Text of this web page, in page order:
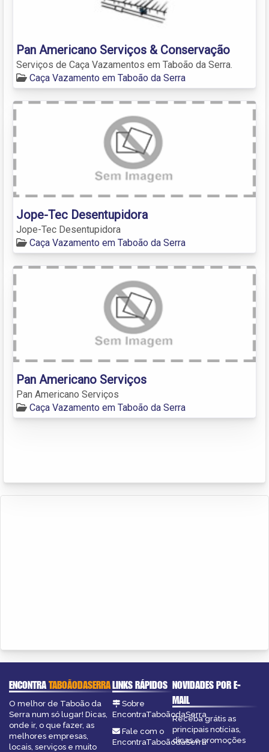
Pan Americano Serviços & Conservação
Serviços de Caça Vazamentos em Taboão da Serra.
Caça Vazamento em Taboão da Serra
Jope-Tec Desentupidora
Jope-Tec Desentupidora
Caça Vazamento em Taboão da Serra
Pan Americano Serviços
Pan Americano Serviços
Caça Vazamento em Taboão da Serra
ENCONTRATABOÃODASERRA
O melhor de Taboão da
Serra num só lugar! Dicas,
onde ir, o que fazer, as
melhores empresas,
locais, serviços e muito
LINKS RÁPIDOS
Sobre
EncontraTaboãodaSerra
Fale com o
EncontraTaboãodaSerra
NOVIDADES POR E-
MAIL
Receba grátis as
principais notícias,
dicas e promoções